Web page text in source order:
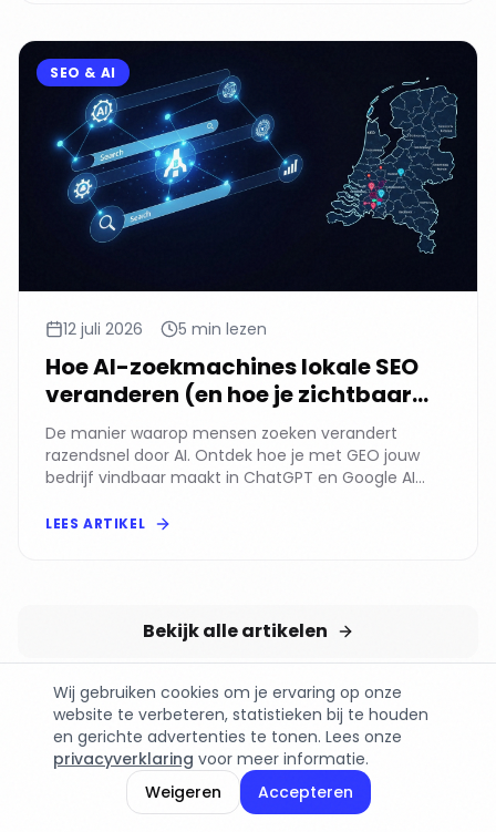
SEO & AI
12 juli 2026 5 min lezen
Hoe AI-zoekmachines lokale SEO
veranderen (en hoe je zichtbaar
blijft)
De manier waarop mensen zoeken verandert
razendsnel door AI. Ontdek hoe je met GEO jouw
bedrijf vindbaar maakt in ChatGPT en Google AI
LEES ARTIKEL
Bekijk alle artikelen
PLAN EEN DEMO
Wij gebruiken cookies om je ervaring op onze
website te verbeteren, statistieken bij te houden
en gerichte advertenties te tonen. Lees onze
privacyverklaring voor meer informatie.
Weigeren
Accepteren